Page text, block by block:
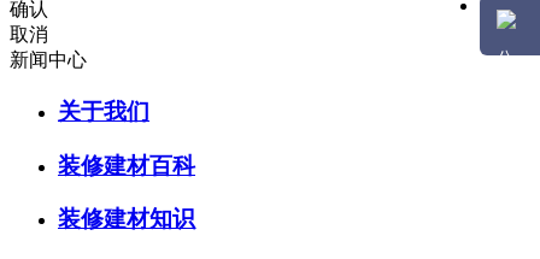
确认
取消
新闻中心
关于我们
装修建材百科
装修建材知识